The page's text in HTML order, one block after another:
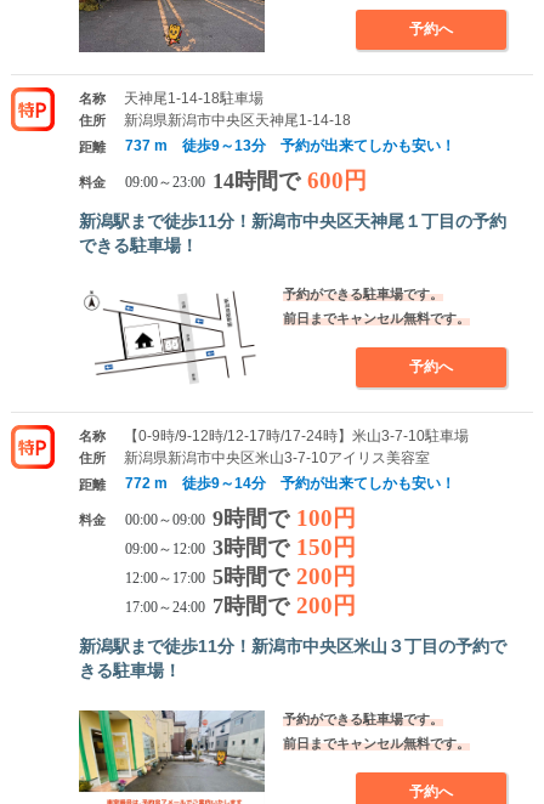
予約へ
名称 天神尾1-14-18駐車場
住所 新潟県新潟市中央区天神尾1-14-18
距離 737 m 徒歩9～13分 予約が出来てしかも安い！
料金 09:00～23:00 14時間で 600円
新潟駅まで徒歩11分！新潟市中央区天神尾１丁目の予約
できる駐車場！
予約ができる駐車場です。
前日までキャンセル無料です。
予約へ
名称 【0-9時/9-12時/12-17時/17-24時】米山3-7-10駐車場
住所 新潟県新潟市中央区米山3-7-10アイリス美容室
距離 772 m 徒歩9～14分 予約が出来てしかも安い！
料金 00:00～09:00 9時間で 100円
09:00～12:00 3時間で 150円
12:00～17:00 5時間で 200円
17:00～24:00 7時間で 200円
新潟駅まで徒歩11分！新潟市中央区米山３丁目の予約で
きる駐車場！
予約ができる駐車場です。
前日までキャンセル無料です。
予約へ